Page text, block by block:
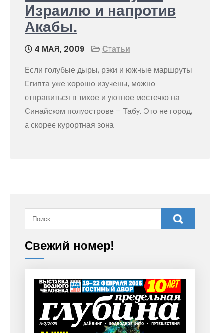
Израилю и напротив
Акабы.
4 МАЯ, 2009
Статьи
Если голубые дыры, рэки и южные маршруты
Египта уже хорошо изучены, можно
отправиться в тихое и уютное местечко на
Синайском полуострове – Табу. Это не город,
а скорее курортная зона
Свежий номер!